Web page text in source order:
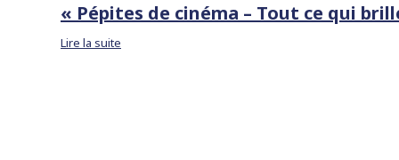
« Pépites de cinéma – Tout ce qui
Lire la suite